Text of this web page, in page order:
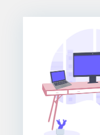
Ofrecemos
productos
marca
gráficos
tales